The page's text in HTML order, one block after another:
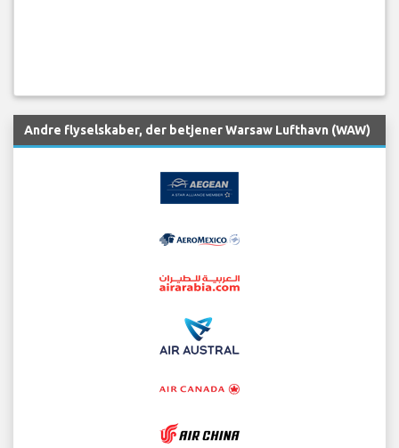
Andre flyselskaber, der betjener Warsaw Lufthavn (WAW)